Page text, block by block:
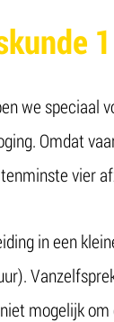
1
we speciaal
Omdat
vier
in een
mogelijk